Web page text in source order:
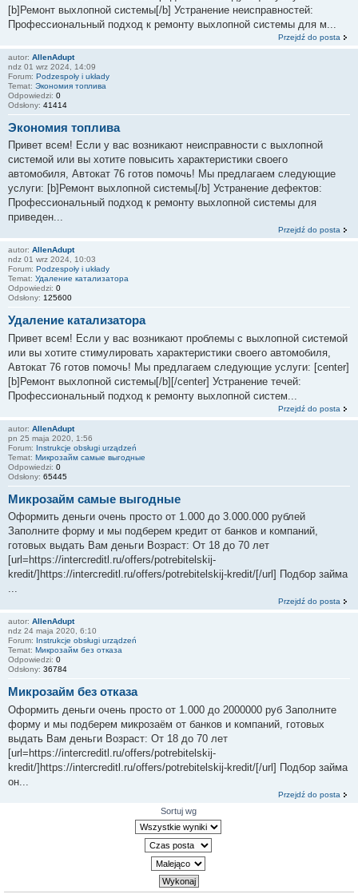
[b]Ремонт выхлопной системы[/b] Устранение неисправностей:
Профессиональный подход к ремонту выхлопной системы для м...
Przejdź do posta
autor: AllenAdupt
ndz 01 wrz 2024, 14:09
Forum: Podzespoły i układy
Temat: Экономия топлива
Odpowiedzi: 0
Odsłony: 41414
Экономия топлива
Привет всем! Если у вас возникают неисправности с выхлопной
системой или вы хотите повысить характеристики своего
автомобиля, Автокат 76 готов помочь! Мы предлагаем следующие
услуги: [b]Ремонт выхлопной системы[/b] Устранение дефектов:
Профессиональный подход к ремонту выхлопной системы для
приведен...
Przejdź do posta
autor: AllenAdupt
ndz 01 wrz 2024, 10:03
Forum: Podzespoły i układy
Temat: Удаление катализатора
Odpowiedzi: 0
Odsłony: 125600
Удаление катализатора
Привет всем! Если у вас возникают проблемы с выхлопной системой
или вы хотите стимулировать характеристики своего автомобиля,
Автокат 76 готов помочь! Мы предлагаем следующие услуги: [center]
[b]Ремонт выхлопной системы[/b][/center] Устранение течей:
Профессиональный подход к ремонту выхлопной систем...
Przejdź do posta
autor: AllenAdupt
pn 25 maja 2020, 1:56
Forum: Instrukcje obsługi urządzeń
Temat: Микрозайм самые выгодные
Odpowiedzi: 0
Odsłony: 65445
Микрозайм самые выгодные
Оформить деньги очень просто от 1.000 до 3.000.000 рублей
Заполните форму и мы подберем кредит от банков и компаний,
готовых выдать Вам деньги Возраст: От 18 до 70 лет
[url=https://intercreditl.ru/offers/potrebitelskij-
kredit/]https://intercreditl.ru/offers/potrebitelskij-kredit/[/url] Подбор займа
...
Przejdź do posta
autor: AllenAdupt
ndz 24 maja 2020, 6:10
Forum: Instrukcje obsługi urządzeń
Temat: Микрозайм без отказа
Odpowiedzi: 0
Odsłony: 36784
Микрозайм без отказа
Оформить деньги очень просто от 1.000 до 2000000 руб Заполните
форму и мы подберем микрозаём от банков и компаний, готовых
выдать Вам деньги Возраст: От 18 до 70 лет
[url=https://intercreditl.ru/offers/potrebitelskij-
kredit/]https://intercreditl.ru/offers/potrebitelskij-kredit/[/url] Подбор займа
он...
Przejdź do posta
Sortuj wg